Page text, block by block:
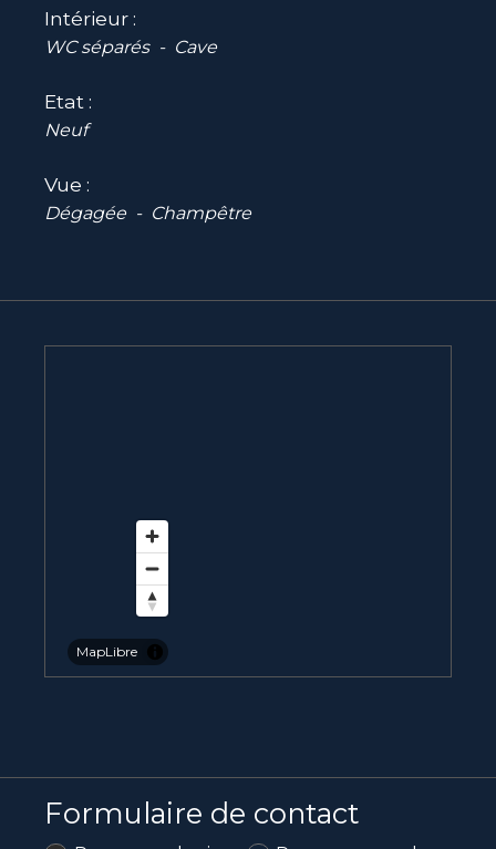
Intérieur
WC séparés Cave
Etat
Neuf
Vue
Dégagée Champêtre
MapLibre
Formulaire de contact